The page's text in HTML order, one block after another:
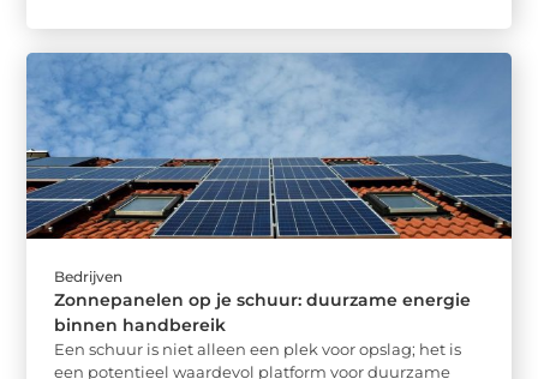
Bedrijven
Zonnepanelen op je schuur: duurzame energie
binnen handbereik
Een schuur is niet alleen een plek voor opslag; het is
een potentieel waardevol platform voor duurzame